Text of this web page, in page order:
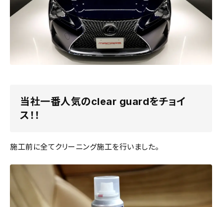
当社一番人気のclear guardをチョイ
ス！！
施工前に全てクリーニング施工を行いました。